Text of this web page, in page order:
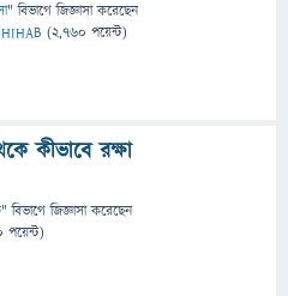
" বিভাগে জিজ্ঞাসাকরেছেন
(2,760 পয়েন্ট)
কীভাবে রক্ষা
" বিভাগে জিজ্ঞাসাকরেছেন
পয়েন্ট)